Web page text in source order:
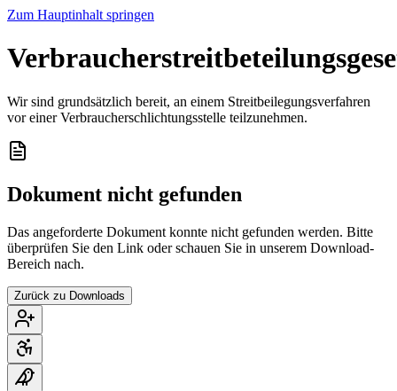
Zum Hauptinhalt springen
Wir sind grundsätzlich bereit, an einem Streitbeilegungsverfahren
vor einer Verbraucherschlichtungsstelle teilzunehmen.
Dokument nicht gefunden
Das angeforderte Dokument konnte nicht gefunden werden. Bitte
überprüfen Sie den Link oder schauen Sie in unserem Download-
Bereich nach.
Zurück zu Downloads